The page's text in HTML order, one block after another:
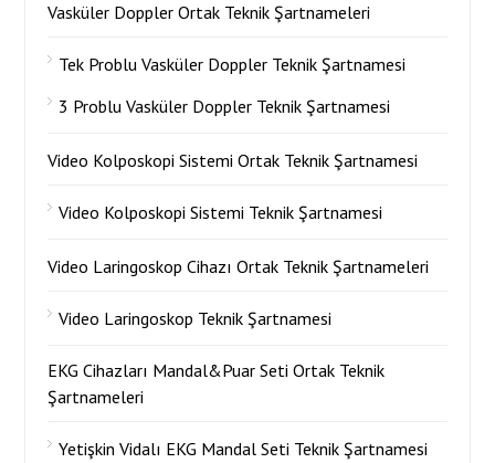
Vasküler Doppler Ortak Teknik Şartnameleri
Tek Problu Vasküler Doppler Teknik Şartnamesi
3 Problu Vasküler Doppler Teknik Şartnamesi
Video Kolposkopi Sistemi Ortak Teknik Şartnamesi
Video Kolposkopi Sistemi Teknik Şartnamesi
Video Laringoskop Cihazı Ortak Teknik Şartnameleri
Video Laringoskop Teknik Şartnamesi
EKG Cihazları Mandal&Puar Seti Ortak Teknik
Şartnameleri
Yetişkin Vidalı EKG Mandal Seti Teknik Şartnamesi